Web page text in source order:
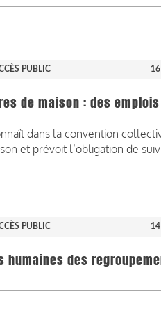
PUBLIC
de maison : des
dans la convention
et prévoit l’obligation de
PUBLIC
humaines des